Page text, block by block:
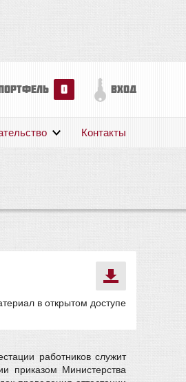
0 вход
Контакты
в открытом доступе
работников служит
приказом Министерства